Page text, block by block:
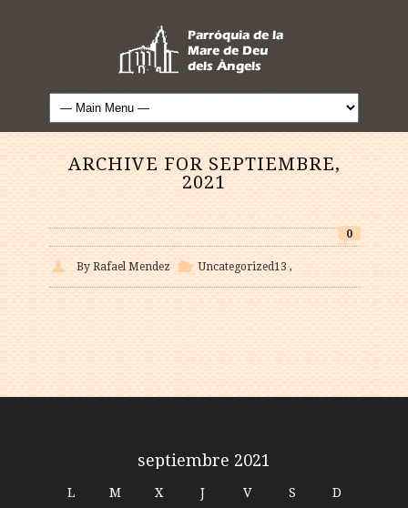
ARCHIVE FOR SEPTIEMBRE,
2021
0
By Rafael Mendez Uncategorized13,
septiembre 2021
L M X J V S D